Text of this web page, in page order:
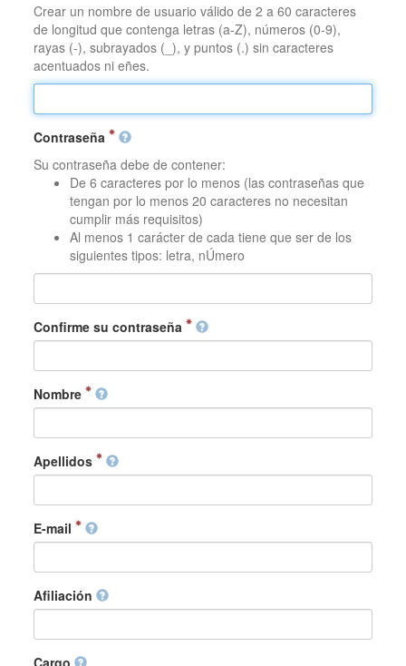
Crear un nombre de usuario válido de 2 a 60 caracteres
de longitud que contenga letras (a-Z), números (0-9),
rayas (-), subrayados (_), y puntos (.) sin caracteres
acentuados ni eñes.
Contraseña
Su contraseña debe de contener:
De 6 caracteres por lo menos (las contraseñas que
tengan por lo menos 20 caracteres no necesitan
cumplir más requisitos)
Al menos 1 carácter de cada tiene que ser de los
siguientes tipos: letra, nÚmero
Confirme su contraseña
Nombre
Apellidos
E-mail
Afiliación
Cargo